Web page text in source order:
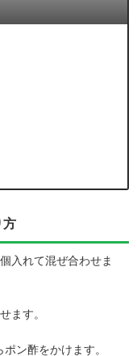
方
入れて混ぜ合わせま
ます。
ン酢をかけます。